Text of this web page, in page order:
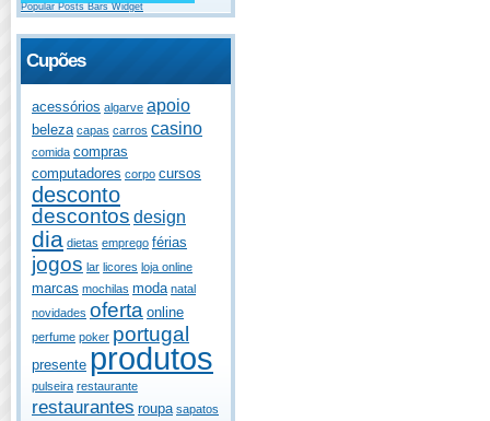
Popular Posts Bars Widget
Cupões
acessórios algarve apoio
beleza capas carros casino
comida compras
computadores corpo cursos
desconto
descontos design
dia dietas emprego férias
jogos lar licores loja online
marcas mochilas moda natal
novidades oferta online
perfume poker portugal
presente produtos
pulseira restaurante
restaurantes roupa sapatos